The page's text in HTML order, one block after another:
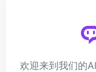
欢迎来到我们的